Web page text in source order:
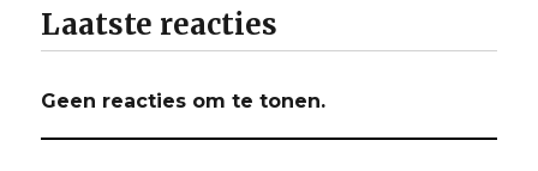
Laatste reacties
Geen reacties om te tonen.